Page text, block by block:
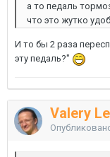
а то педаль
что это жутко
И то бы 2 раза
эту педаль?"
Valery